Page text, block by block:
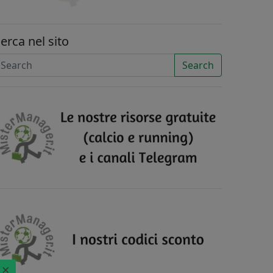
nel sito
Search